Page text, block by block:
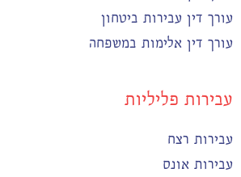
עורך דין עבירות ביטחון
עורך דין אלימות במשפחה
עבירות פליליות
עבירות רצח
עבירות אונס